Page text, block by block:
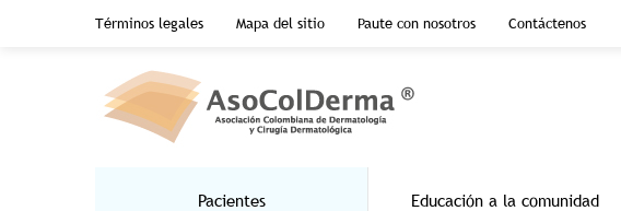
Pasar al contenido principal
Términos legales
Mapa del sitio Paute con nosotros Contáctenos
Pacientes Educación a la comunidad